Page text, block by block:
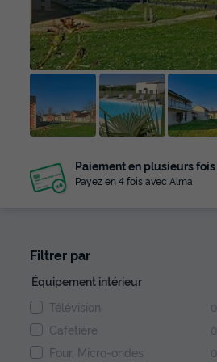
Paiement en plusieurs fois
Payez en 4 fois avec Alma
Filtrer par
Équipement intérieur
Télévision
0
Cafetière 0
Four, Micro-ondes 0